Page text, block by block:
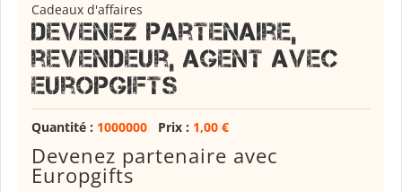
Cadeaux d'affaires
Devenez partenaire,
revendeur, agent avec
Europgifts
Quantité : 1000000 Prix : 1,00 €
Devenez partenaire avec
Europgifts